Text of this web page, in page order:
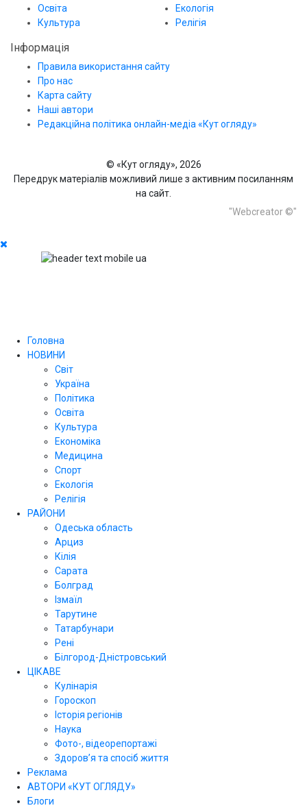
Освіта
Культура
Екологія
Релігія
Інформація
Правила використання сайту
Про нас
Карта сайту
Наші автори
Редакційна політика онлайн-медіа «Кут огляду»
© «Кут огляду», 2026
Передрук матеріалів можливий лише з активним посиланням
на сайт.
"Webcreator ©"
Головна
НОВИНИ
Світ
Україна
Політика
Освіта
Культура
Економіка
Медицина
Спорт
Екологія
Релігія
РАЙОНИ
Одеська область
Арциз
Кілія
Сарата
Болград
Ізмаїл
Тарутине
Татарбунари
Рені
Білгород-Дністровський
ЦІКАВЕ
Кулінарія
Гороскоп
Історія регіонів
Наука
Фото-, відеорепортажі
Здоров’я та спосіб життя
Реклама
АВТОРИ «КУТ ОГЛЯДУ»
Блоги